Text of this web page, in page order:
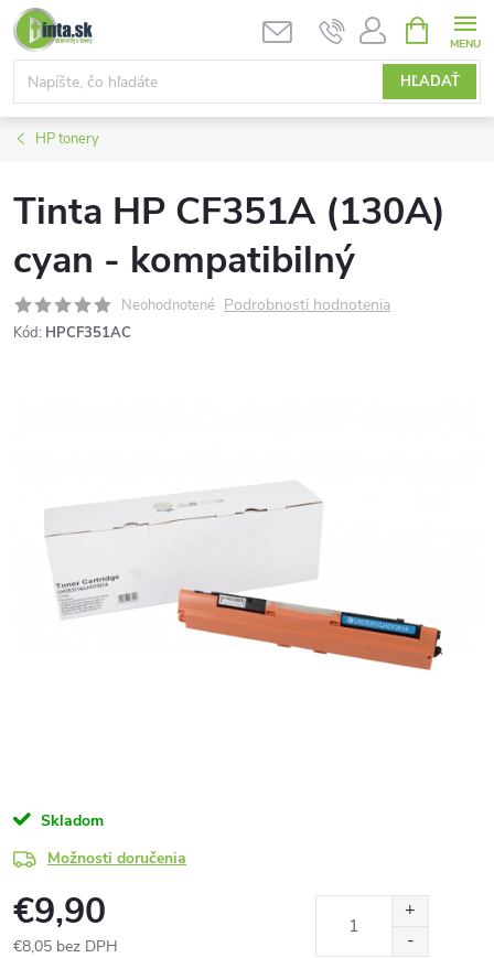
Prejsť
na
obsah
HĽADAŤ
KOŠÍK
HP tonery
Tinta HP CF351A (130A)
cyan - kompatibilný
Neohodnotené Podrobnosti hodnotenia
Kód: HPCF351AC
Skladom
Možnosti doručenia
€9,90
€8,05 bez DPH